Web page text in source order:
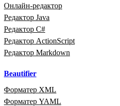
Онлайн‑редактор
Редактор Java
Редактор C#
Редактор ActionScript
Редактор Markdown
Beautifier
Форматер XML
Форматер YAML